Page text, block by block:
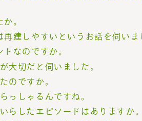
。
再建しやすいというお話を伺いま
なのですか。
大切だと伺いました。
のですか。
っしゃるんですね。
らしたエピソードはありますか